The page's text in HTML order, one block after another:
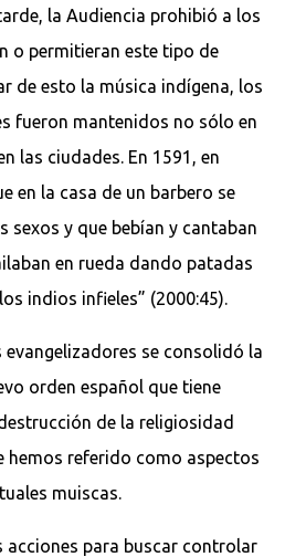
la Audiencia prohibió a los
o permitieran este tipo de
de esto la música indígena, los
fueron mantenidos no sólo en
las ciudades. En 1591, en
en la casa de un barbero se
sexos y que bebían y cantaban
en rueda dando patadas
indios infieles” (2000:45).
se consolidó la
orden español que tiene
de la religiosidad
hemos referido como aspectos
muiscas.
acciones para buscar controlar